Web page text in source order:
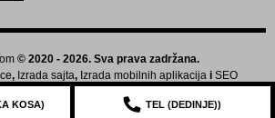
© 2020 - 2026. Sva prava zadržana.
, Izrada sajta, Izrada mobilnih aplikacija i SEO
KOSA) TEL (DEDINJE))